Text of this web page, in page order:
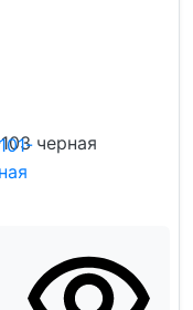
черная